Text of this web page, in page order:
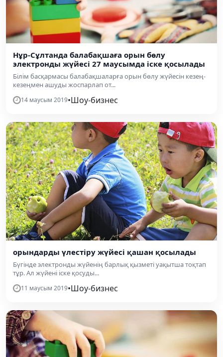
Нұр-Сұлтанда балабақшаға орын бөлу
электронды жүйесі 27 маусымда іске қосылады
Білім басқармасы балабақшаларға орын бөлу жүйесін кезең-
кезеңмен ашуды жоспарлап от...
14 маусым 2019•Шоу-бизнес
орындарды үлестіру жүйесі қашан қосылады
Бүгінде электронды жүйенің барлық қызметі уақытша тоқтап
тұр. Ал жүйені іске қосуды...
11 маусым 2019•Шоу-бизнес